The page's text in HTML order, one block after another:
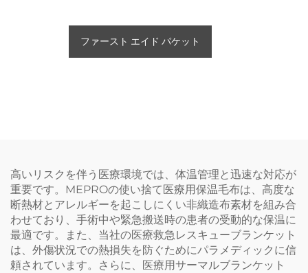
ファースト エイド パケット
高いリスクを伴う医療環境では、体温管理と迅速な対応が
重要です。MEPROの使い捨て医療用保温毛布は、高度な
断熱材とアレルギーを起こしにくい非織造布素材を組み合
わせており、手術中や緊急搬送時の患者の受動的な保温に
最適です。また、当社の医療救急レスキューブランケット
は、外傷状況での熱損失を防ぐためにパラメディックに信
頼されています。さらに、医療用サーマルブランケット